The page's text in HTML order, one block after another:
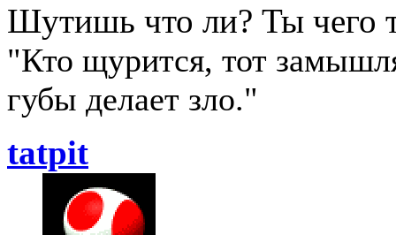
Шутишь что ли? Ты чего
"Кто щурится, тот
губы делает зло."
tatpit